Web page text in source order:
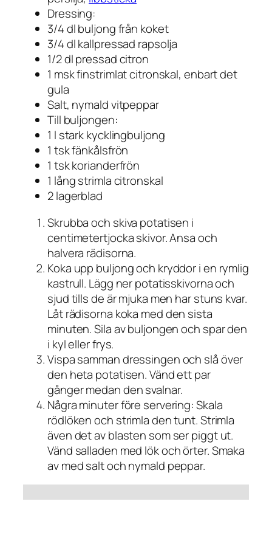
Dressing:
3/4 dl buljong från koket
3/4 dl kallpressad rapsolja
1/2 dl pressad citron
1 msk finstrimlat citronskal, enbart det
gula
Salt, nymald vitpeppar
Till buljongen:
1 l stark kycklingbuljong
1 tsk fänkålsfrön
1 tsk korianderfrön
1 lång strimla citronskal
2 lagerblad
Skrubba och skiva potatisen i
centimetertjocka skivor. Ansa och
halvera rädisorna.
Koka upp buljong och kryddor i en rymlig
kastrull. Lägg ner potatisskivorna och
sjud tills de är mjuka men har stuns kvar.
Låt rädisorna koka med den sista
minuten. Sila av buljongen och spar den
i kyl eller frys.
Vispa samman dressingen och slå över
den heta potatisen. Vänd ett par
gånger medan den svalnar.
Några minuter före servering: Skala
rödlöken och strimla den tunt. Strimla
även det av blasten som ser piggt ut.
Vänd salladen med lök och örter. Smaka
av med salt och nymald peppar.